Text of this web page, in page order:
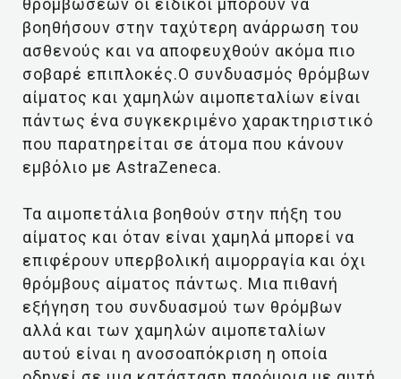
θρομβώσεων οι ειδικοί μπορούν να
βοηθήσουν στην ταχύτερη ανάρρωση του
ασθενούς και να αποφευχθούν ακόμα πιο
σοβαρέ επιπλοκές.Ο συνδυασμός θρόμβων
αίματος και χαμηλών αιμοπεταλίων είναι
πάντως ένα συγκεκριμένο χαρακτηριστικό
που παρατηρείται σε άτομα που κάνουν
εμβόλιο με AstraZeneca.
Τα αιμοπετάλια βοηθούν στην πήξη του
αίματος και όταν είναι χαμηλά μπορεί να
επιφέρουν υπερβολική αιμορραγία και όχι
θρόμβους αίματος πάντως. Μια πιθανή
εξήγηση του συνδυασμού των θρόμβων
αλλά και των χαμηλών αιμοπεταλίων
αυτού είναι η ανοσοαπόκριση η οποία